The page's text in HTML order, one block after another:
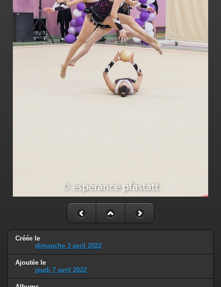
Créée le
dimanche 3 avril 2022
Ajoutée le
jeudi 7 avril 2022